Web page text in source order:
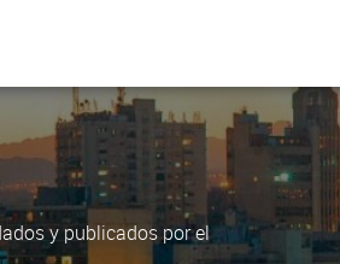
y publicados por el